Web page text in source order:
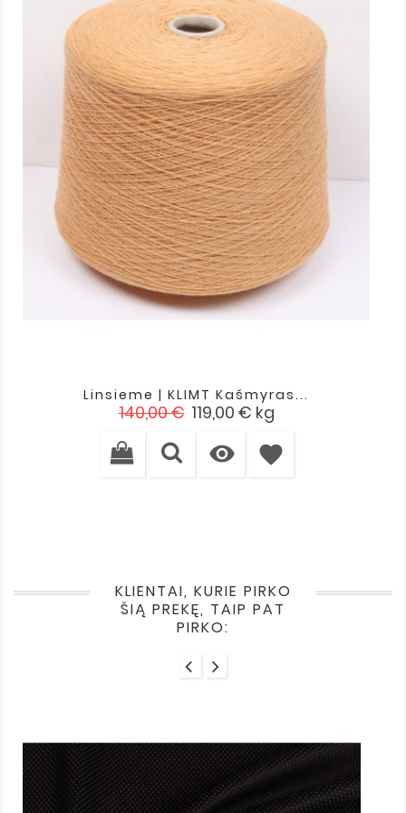
Linsieme | KLIMT Kašmyras...
Įprasta
140,00 € Kaina
119,00 € kg
 favorite
KLIENTAI, KURIE PIRKO
ŠIĄ PREKĘ, TAIP PAT
PIRKO: